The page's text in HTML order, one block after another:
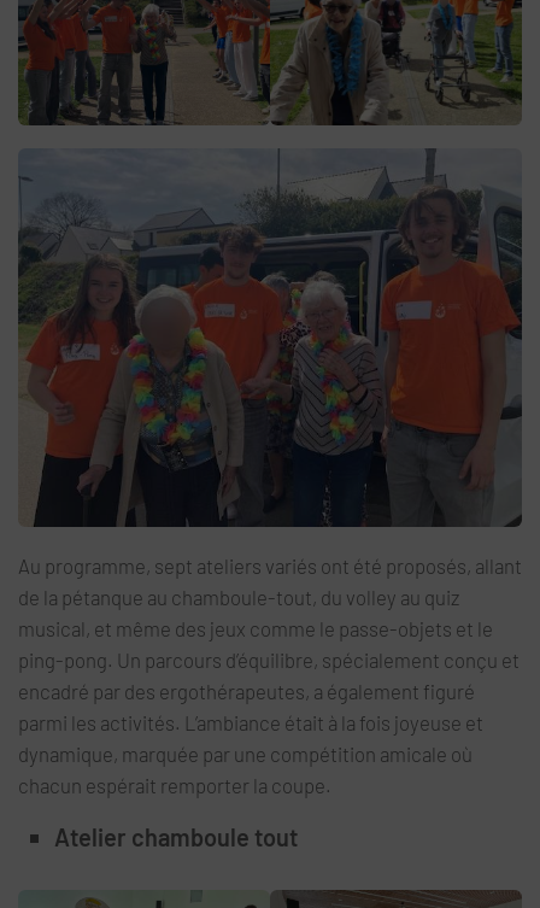
Au programme, sept ateliers variés ont été proposés, allant
de la pétanque au chamboule-tout, du volley au quiz
musical, et même des jeux comme le passe-objets et le
ping-pong. Un parcours d’équilibre, spécialement conçu et
encadré par des ergothérapeutes, a également figuré
parmi les activités. L’ambiance était à la fois joyeuse et
dynamique, marquée par une compétition amicale où
chacun espérait remporter la coupe.
Atelier chamboule tout